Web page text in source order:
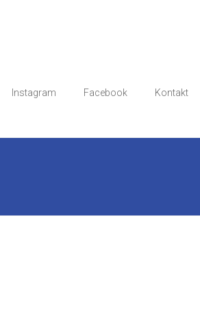
Instagram Facebook Kontakt